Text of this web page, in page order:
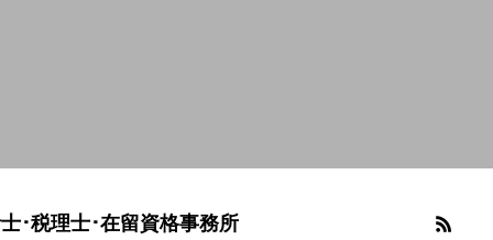
･税理士･在留資格事務所